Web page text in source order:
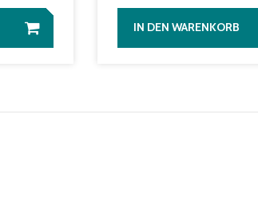
IN DEN WARENKORB